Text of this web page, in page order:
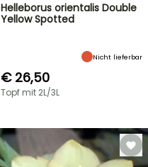
Helleborus orientalis Double
Yellow Spotted
Nicht lieferbar
€ 26,50
Topf mit 2L/3L